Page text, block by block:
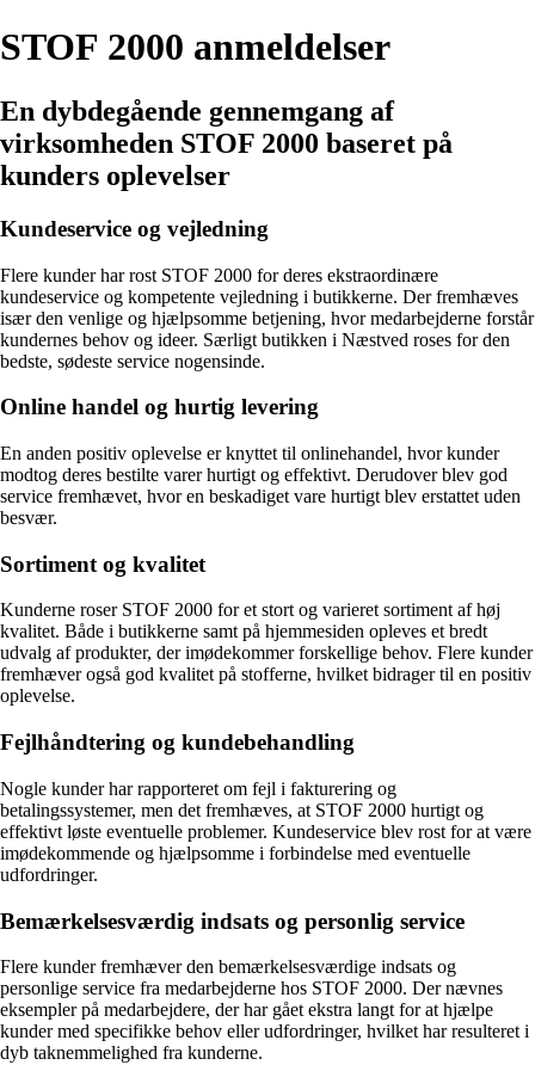
STOF 2000 anmeldelser
En dybdegående gennemgang af
virksomheden STOF 2000 baseret på
kunders oplevelser
Kundeservice og vejledning
Flere kunder har rost STOF 2000 for deres ekstraordinære
kundeservice og kompetente vejledning i butikkerne. Der fremhæves
især den venlige og hjælpsomme betjening, hvor medarbejderne forstår
kundernes behov og ideer. Særligt butikken i Næstved roses for den
bedste, sødeste service nogensinde.
Online handel og hurtig levering
En anden positiv oplevelse er knyttet til onlinehandel, hvor kunder
modtog deres bestilte varer hurtigt og effektivt. Derudover blev god
service fremhævet, hvor en beskadiget vare hurtigt blev erstattet uden
besvær.
Sortiment og kvalitet
Kunderne roser STOF 2000 for et stort og varieret sortiment af høj
kvalitet. Både i butikkerne samt på hjemmesiden opleves et bredt
udvalg af produkter, der imødekommer forskellige behov. Flere kunder
fremhæver også god kvalitet på stofferne, hvilket bidrager til en positiv
oplevelse.
Fejlhåndtering og kundebehandling
Nogle kunder har rapporteret om fejl i fakturering og
betalingssystemer, men det fremhæves, at STOF 2000 hurtigt og
effektivt løste eventuelle problemer. Kundeservice blev rost for at være
imødekommende og hjælpsomme i forbindelse med eventuelle
udfordringer.
Bemærkelsesværdig indsats og personlig service
Flere kunder fremhæver den bemærkelsesværdige indsats og
personlige service fra medarbejderne hos STOF 2000. Der nævnes
eksempler på medarbejdere, der har gået ekstra langt for at hjælpe
kunder med specifikke behov eller udfordringer, hvilket har resulteret i
dyb taknemmelighed fra kunderne.